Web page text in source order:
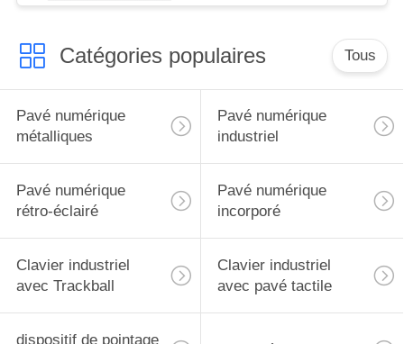
Catégories populaires Tous
Pavé numérique
métalliques
Pavé numérique
industriel
Pavé numérique
rétro-éclairé
Pavé numérique
incorporé
Clavier industriel
avec Trackball
Clavier industriel
avec pavé tactile
dispositif de pointage